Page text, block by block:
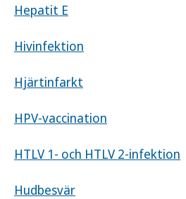
Hepatit E
Hivinfektion
Hjärtinfarkt
HPV-vaccination
HTLV 1- och HTLV 2-infektion
Hudbesvär